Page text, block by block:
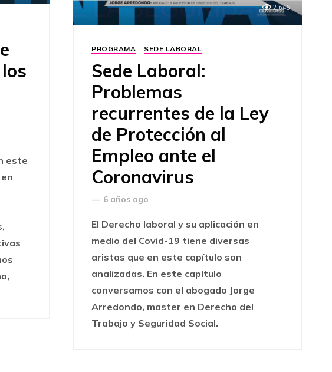
este
2,646
PROGRAMA SEDE LABORAL
Sede Laboral:
Problemas
recurrentes de la Ley
de Protección al
Empleo ante el
Coronavirus
— 6 años ago
El Derecho laboral y su aplicación en
medio del Covid-19 tiene diversas
aristas que en este capítulo son
analizadas. En este capítulo
conversamos con el abogado Jorge
Arredondo, master en Derecho del
Trabajo y Seguridad Social.